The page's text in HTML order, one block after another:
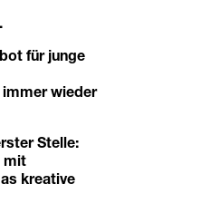
für junge
wieder
Stelle:
mit
kreative